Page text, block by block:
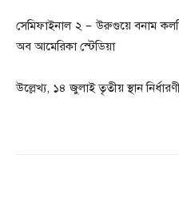
সেমিফাইনাল ২–উরুগুয়ে বনাম
অব আমেরিকা স্টেডিয়া
উল্লেখ্য, ১৪ জুলাই তৃতীয় স্থান